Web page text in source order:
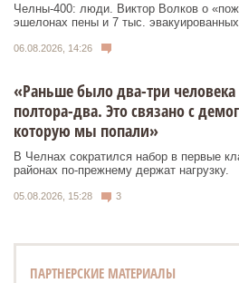
Челны-400: люди. Виктор Волков о
эшелонах пены и 7 тыс. эвакуированных.
06.08.2026, 14:26
«Раньше было два-три человека
полтора-два. Это связано с
которую мы попали»
В Челнах сократился набор в первые
районах по-прежнему держат нагрузку.
05.08.2026, 15:28 3
ПАРТНЕРСКИЕ МАТЕРИАЛЫ